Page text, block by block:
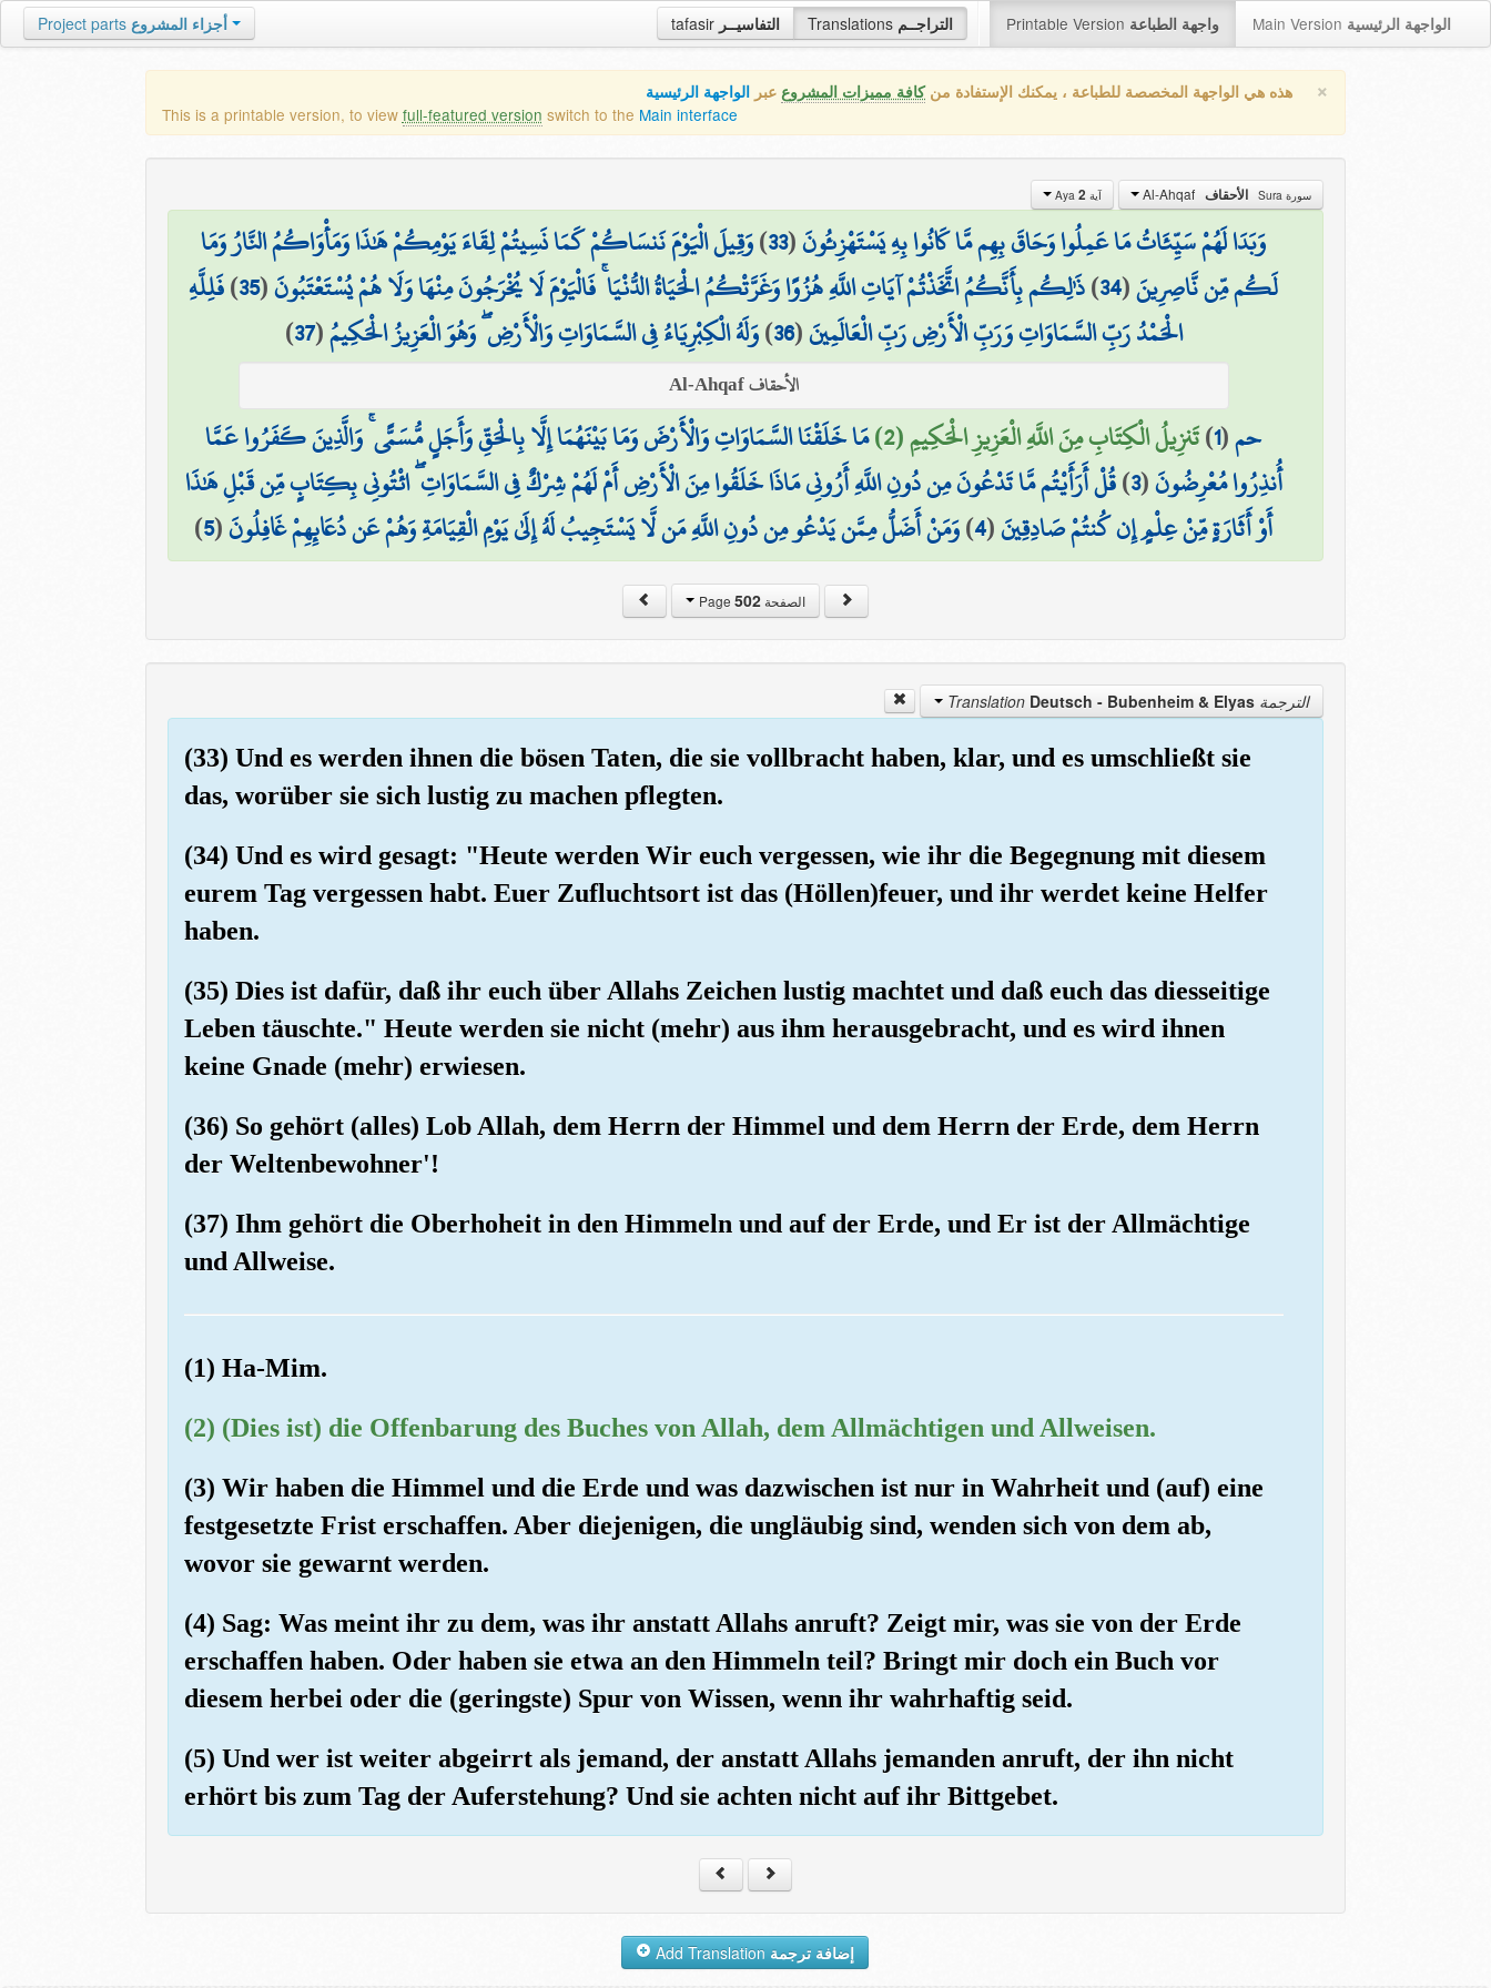
tafasir التفاسيــر Translations التراجــم Printable Version واجهة الطباعة Main Version الواجهة الرئيسية Project parts أجزاء المشروع
× هذه هي الواجهة المخصصة للطباعة ، يمكنك الإستفادة منكافة مميزات المشروع عبر الواجهة الرئيسية
This is a printable version, to view full-featured version switch to the Main interface
سورة Sura الأحقاف آية Aya 2
وَبَدَا لَهُمْ سَيِّئَاتُ مَا عَمِلُوا وَحَاقَ بِهِم مَّا كَانُوا بِهِ يَسْتَهْزِئُونَ(
33
)وَقِيلَ الْيَوْمَ نَنسَاكُمْ كَمَا نَسِيتُمْ لِقَاءَ يَوْمِكُمْ هَٰذَا وَمَأْوَاكُمُ النَّارُ وَمَا
لَكُم مِّن نَّاصِرِينَ(
34
)ذَٰلِكُم بِأَنَّكُمُ اتَّخَذْتُمْ آيَاتِ اللَّهِ هُزُوًا وَغَرَّتْكُمُ الْحَيَاةُ الدُّنْيَا ۚ فَالْيَوْمَ لَا يُخْرَجُونَ مِنْهَا وَلَا هُمْ يُسْتَعْتَبُونَ(
35
)فَلِلَّهِ
الْحَمْدُ رَبِّ السَّمَاوَاتِ وَرَبِّ الْأَرْضِ رَبِّ الْعَالَمِينَ(
36
)وَلَهُ الْكِبْرِيَاءُ فِي السَّمَاوَاتِ وَالْأَرْضِ ۖ وَهُوَ الْعَزِيزُ الْحَكِيمُ(
37
)
الأحقاف Al-Ahqaf
حم(
1
)تَنزِيلُ الْكِتَابِ مِنَ اللَّهِ الْعَزِيزِ الْحَكِيمِ (2) مَا خَلَقْنَا السَّمَاوَاتِ وَالْأَرْضَ وَمَا بَيْنَهُمَا إِلَّا بِالْحَقِّ وَأَجَلٍ مُّسَمًّى ۚ وَالَّذِينَ كَفَرُوا عَمَّا
أُنذِرُوا مُعْرِضُونَ(
3
)قُلْ أَرَأَيْتُم مَّا تَدْعُونَ مِن دُونِ اللَّهِ أَرُونِي مَاذَا خَلَقُوا مِنَ الْأَرْضِ أَمْ لَهُمْ شِرْكٌ فِي السَّمَاوَاتِ ۖ ائْتُونِي بِكِتَابٍ مِّن قَبْلِ هَٰذَا
أَوْ أَثَارَةٍ مِّنْ عِلْمٍ إِن كُنتُمْ صَادِقِينَ(
4
)وَمَنْ أَضَلُّ مِمَّن يَدْعُو مِن دُونِ اللَّهِ مَن لَّا يَسْتَجِيبُ لَهُ إِلَىٰ يَوْمِ الْقِيَامَةِ وَهُمْ عَن دُعَائِهِمْ غَافِلُونَ(
5
)
الصفحة Page502
الترجمة Translation Deutsch - Bubenheim & Elyas
(33) Und es werden ihnen die bösen Taten, die sie vollbracht haben, klar, und es umschließt sie
das, worüber sie sich lustig zu machen pflegten.
(34) Und es wird gesagt: "Heute werden Wir euch vergessen, wie ihr die Begegnung mit diesem
eurem Tag vergessen habt. Euer Zufluchtsort ist das (Höllen)feuer, und ihr werdet keine Helfer
haben.
(35) Dies ist dafür, daß ihr euch über Allahs Zeichen lustig machtet und daß euch das diesseitige
Leben täuschte." Heute werden sie nicht (mehr) aus ihm herausgebracht, und es wird ihnen
keine Gnade (mehr) erwiesen.
(36) So gehört (alles) Lob Allah, dem Herrn der Himmel und dem Herrn der Erde, dem Herrn
der Weltenbewohner'!
(37) Ihm gehört die Oberhoheit in den Himmeln und auf der Erde, und Er ist der Allmächtige
und Allweise.
(1) Ha-Mim.
(2) (Dies ist) die Offenbarung des Buches von Allah, dem Allmächtigen und Allweisen.
(3) Wir haben die Himmel und die Erde und was dazwischen ist nur in Wahrheit und (auf) eine
festgesetzte Frist erschaffen. Aber diejenigen, die ungläubig sind, wenden sich von dem ab,
wovor sie gewarnt werden.
(4) Sag: Was meint ihr zu dem, was ihr anstatt Allahs anruft? Zeigt mir, was sie von der Erde
erschaffen haben. Oder haben sie etwa an den Himmeln teil? Bringt mir doch ein Buch vor
diesem herbei oder die (geringste) Spur von Wissen, wenn ihr wahrhaftig seid.
(5) Und wer ist weiter abgeirrt als jemand, der anstatt Allahs jemanden anruft, der ihn nicht
erhört bis zum Tag der Auferstehung? Und sie achten nicht auf ihr Bittgebet.
إضافة ترجمة